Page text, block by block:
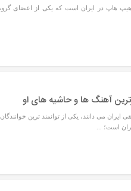
هاپ در ایران است که یکی از اعضای
آهنگ ها و حاشیه های او
می دانند، یکی از توانمند ترین
است؛ ...